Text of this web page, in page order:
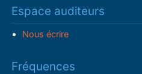
Espace auditeurs
Nous écrire
Fréquences